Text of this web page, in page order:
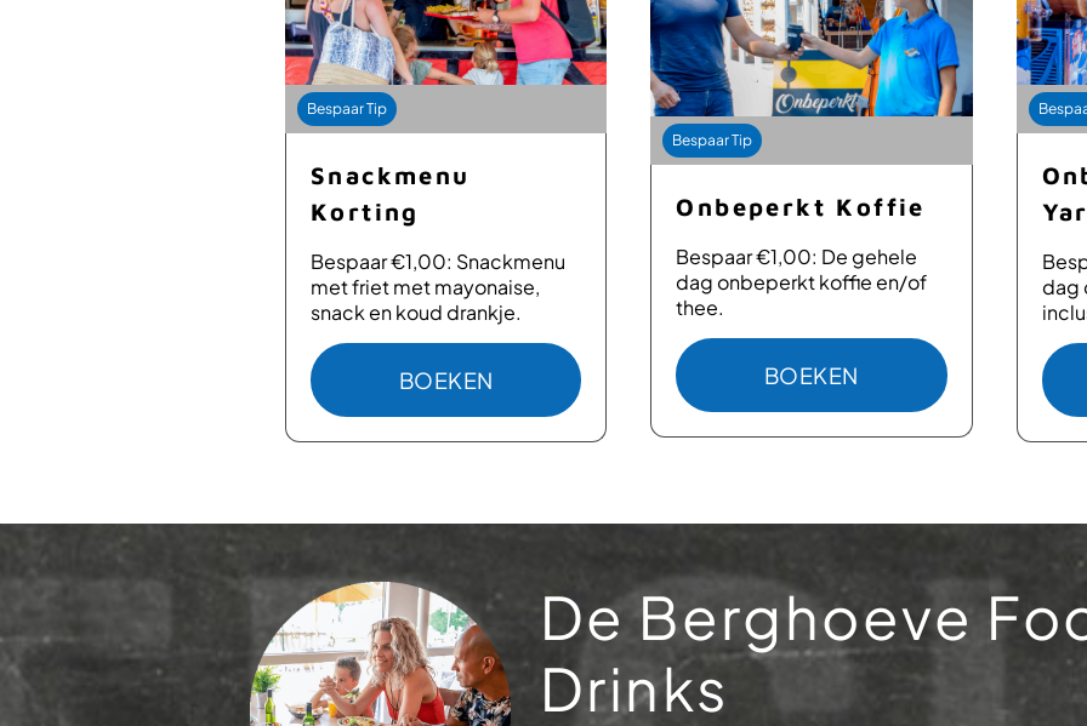
: ONBEPERKT SLUSH YARD
Bespaar Tip
Snackmenu
Korting
Bespaar €1,00: Snackmenu
met friet met mayonaise,
snack en koud drankje.
BOEKEN: SNACKMENU KORTING
Bespaar Tip
Onbeperkt Koffie
Bespaar €1,00: De gehele
dag onbeperkt koffie en/of
thee.
BOEKEN: ONBEPERKT KOFFIE
dag
De Berghoeve
Drinks